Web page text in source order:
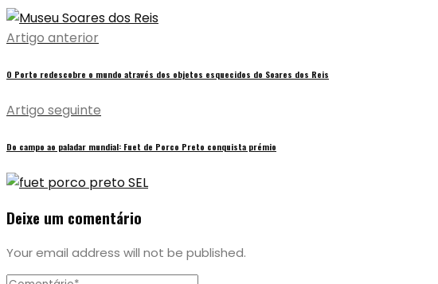
Artigo anterior
O Porto redescobre o mundo através dos objetos esquecidos do Soares dos Reis
Artigo seguinte
Do campo ao paladar mundial: Fuet de Porco Preto conquista prémio
Deixe um comentário
Your email address will not be published.